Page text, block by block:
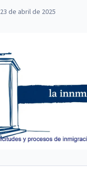
23 de abril de 2025